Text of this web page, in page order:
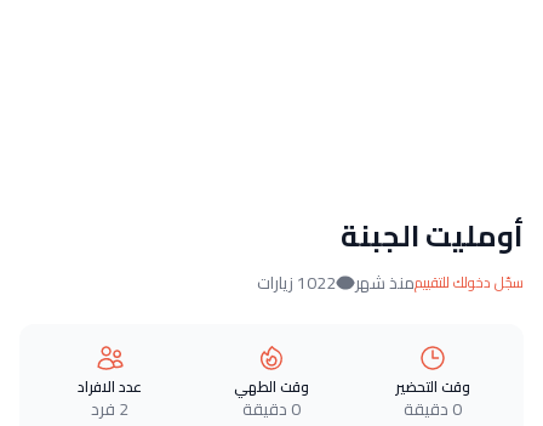
أومليت الجبنة
سجّل دخولك للتقييممنذ شهر 1022 زيارات
وقت التحضير
0 دقيقة
وقت الطهي
0 دقيقة
عدد الافراد
2 فرد